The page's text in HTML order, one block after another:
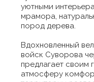
уютными
мрамора,
пород дерева.
Вдохновленный
войск Суворова
предлагает своим
атмосферу